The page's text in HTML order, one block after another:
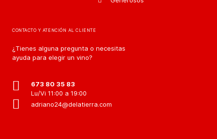
CONTACTO Y ATENCIÓN AL CLIENTE
¿Tienes alguna pregunta o necesitas
ayuda para elegir un vino?
673 80 35 83
Lu/Vi 11:00 a 19:00
adriano24@delatierra.com